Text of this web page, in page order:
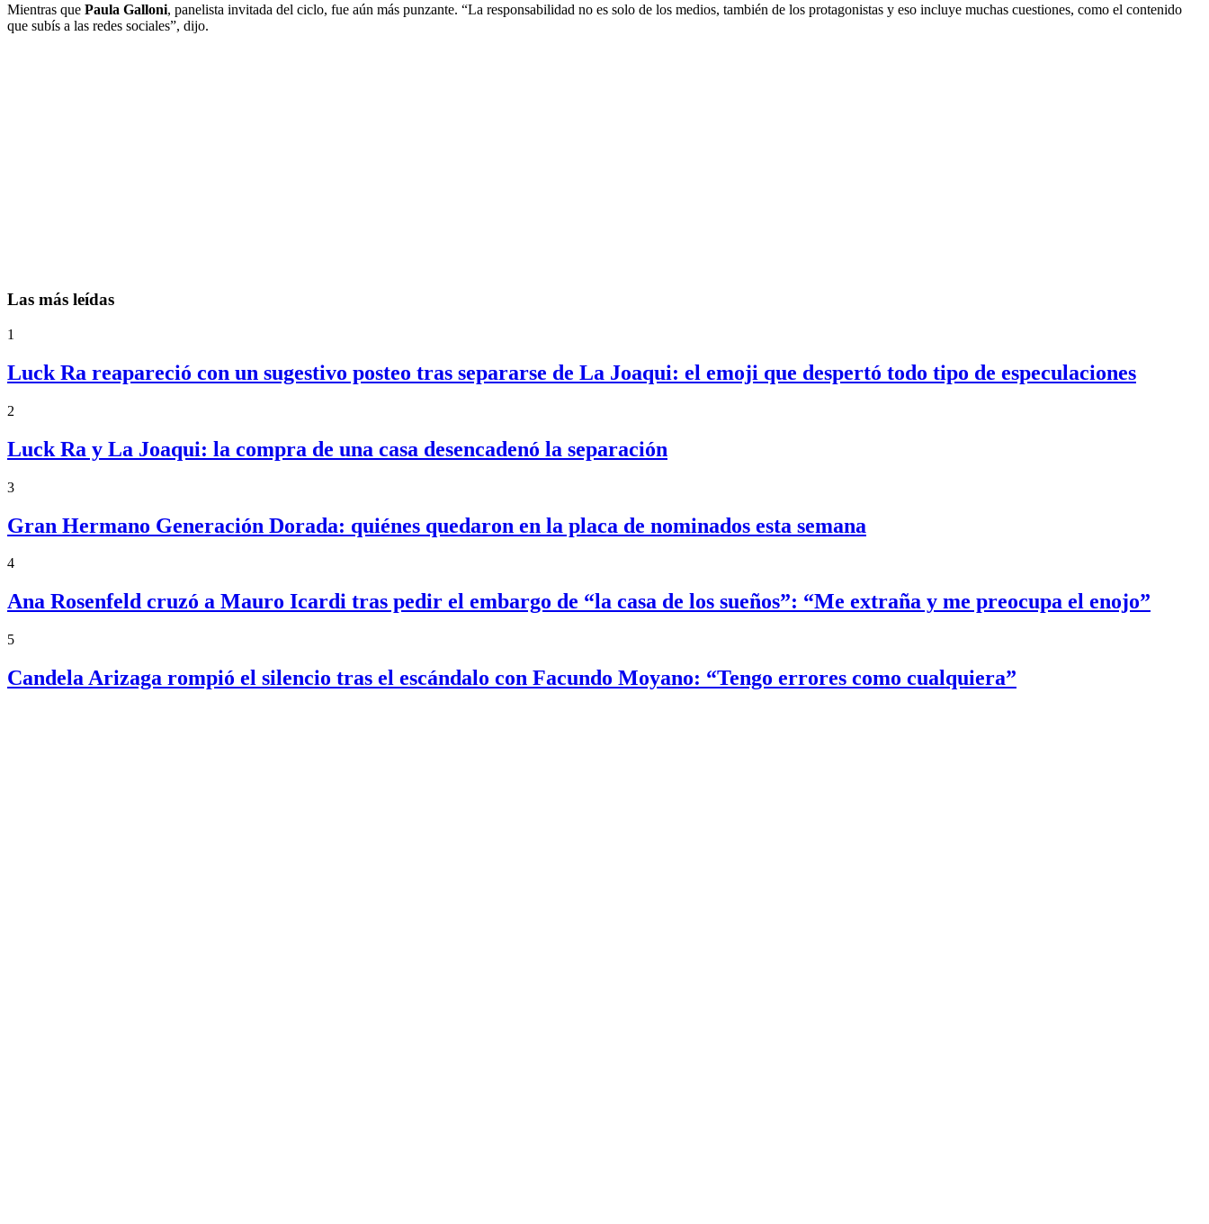
Mientras que Paula Galloni, panelista invitada del ciclo, fue aún más punzante. “La responsabilidad no es solo de los medios, también de los protagonistas y eso incluye muchas cuestiones, como el contenido
que subís a las redes sociales”, dijo.
Las más leídas
1
Luck Ra reapareció con un sugestivo posteo tras separarse de La Joaqui: el emoji que despertó todo tipo de especulaciones
2
Luck Ra y La Joaqui: la compra de una casa desencadenó la separación
3
Gran Hermano Generación Dorada: quiénes quedaron en la placa de nominados esta semana
4
Ana Rosenfeld cruzó a Mauro Icardi tras pedir el embargo de “la casa de los sueños”: “Me extraña y me preocupa el enojo”
5
Candela Arizaga rompió el silencio tras el escándalo con Facundo Moyano: “Tengo errores como cualquiera”